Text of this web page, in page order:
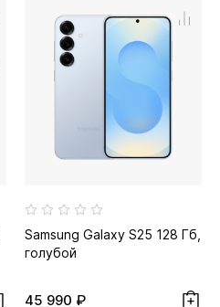
Samsung Galaxy S25 128 Гб,
голубой
45 990 ₽